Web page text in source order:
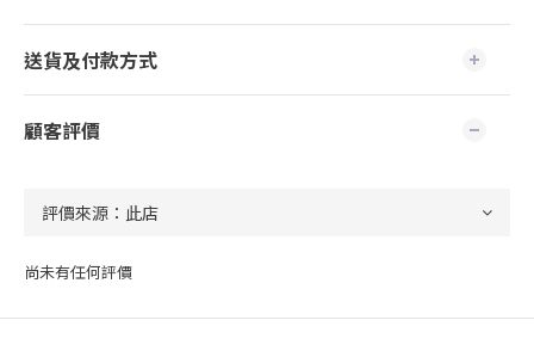
送貨及付款方式
顧客評價
尚未有任何評價